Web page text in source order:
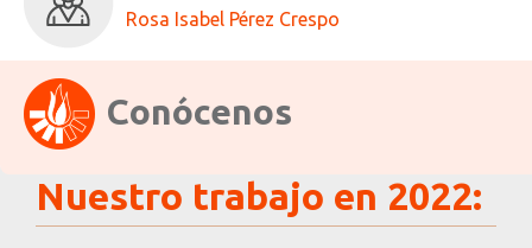
Rosa Isabel Pérez Crespo
Conócenos
Nuestro trabajo en 2022: